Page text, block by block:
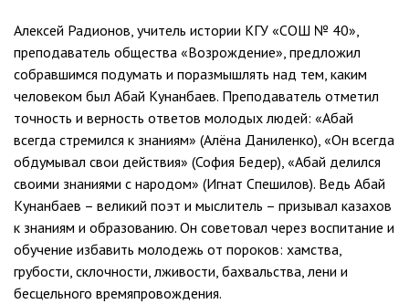
Алексей Радионов, учитель истории КГУ «СОШ № 40»,
преподаватель общества «Возрождение», предложил
собравшимся подумать и поразмышлять над тем, каким
человеком был Абай Кунанбаев. Преподаватель отметил
точность и верность ответов молодых людей: «Абай
всегда стремился к знаниям» (Алёна Даниленко), «Он всегда
обдумывал свои действия» (София Бедер), «Абай делился
своими знаниями с народом» (Игнат Спешилов). Ведь Абай
Кунанбаев – великий поэт и мыслитель – призывал казахов
к знаниям и образованию. Он советовал через воспитание и
обучение избавить молодежь от пороков: хамства,
грубости, склочности, лживости, бахвальства, лени и
бесцельного времяпровождения.